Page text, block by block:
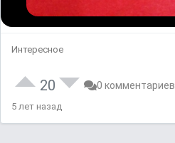
Интересное
20 0 комментариев
5 лет назад